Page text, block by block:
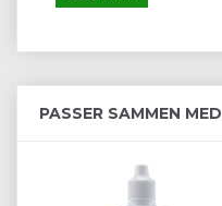
PASSER SAMMEN MED